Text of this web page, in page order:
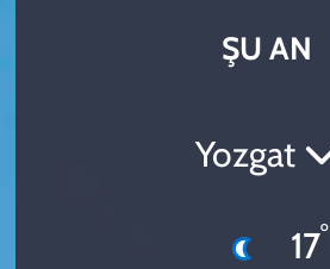
ŞU AN
Yozgat
17°